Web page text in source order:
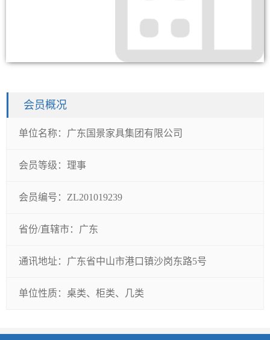
会员概况
单位名称： 广东国景家具集团有限公司
会员等级： 理事
会员编号： ZL201019239
省份/直辖市： 广东
通讯地址： 广东省中山市港口镇沙岗东路5号
单位性质： 桌类、柜类、几类